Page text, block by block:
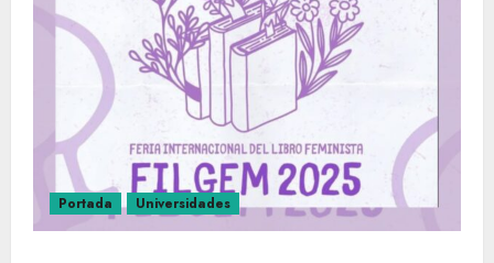
Portada Universidades